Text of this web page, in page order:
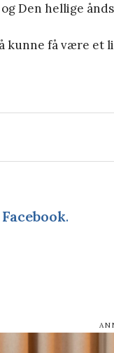
Den hellige ånds
kunne få være et
Facebook.